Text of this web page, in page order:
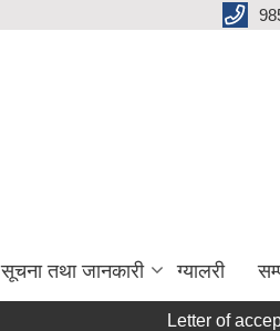
सूचना तथा जानकारी ग्यालरी
Letter of